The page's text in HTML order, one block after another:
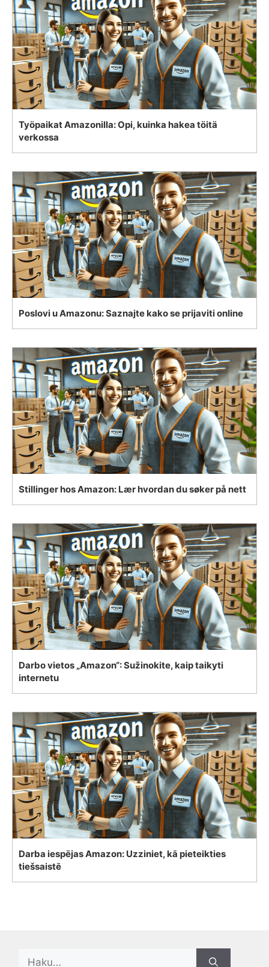
Työpaikat Amazonilla: Opi, kuinka hakea töitä
verkossa
Poslovi u Amazonu: Saznajte kako se prijaviti online
Stillinger hos Amazon: Lær hvordan du søker på nett
Darbo vietos „Amazon“: Sužinokite, kaip taikyti
internetu
Darba iespējas Amazon: Uzziniet, kā pieteikties
tiešsaistē